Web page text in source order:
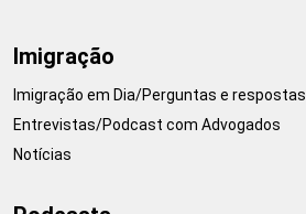
Imigração
Imigração em Dia/Perguntas e respostas
Entrevistas/Podcast com Advogados
Notícias